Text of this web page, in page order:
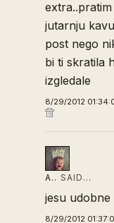
jutarnju
post nego
bi ti skratila
izgledale
8/29/2012
A.. SAID…
jesu udobne
8/29/2012